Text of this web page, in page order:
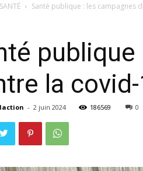
SANTÉ Santé publique : les campagnes
la
- 2 juin 2024 186569 0